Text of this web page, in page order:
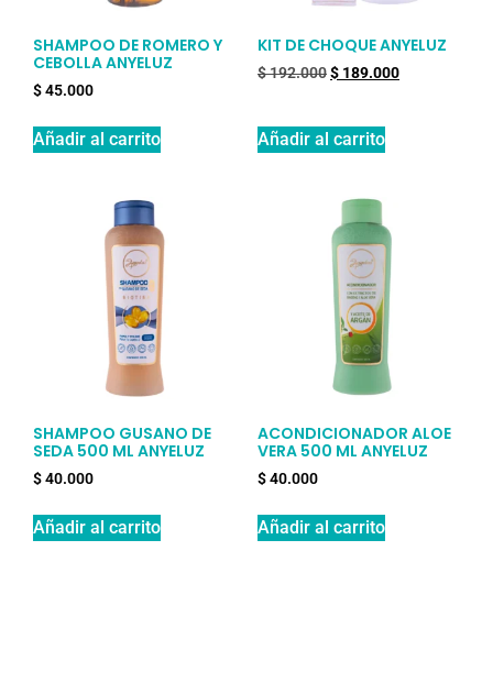
SHAMPOO DE ROMERO Y
CEBOLLA ANYELUZ
$45.000
Añadir al carrito
KIT DE CHOQUE ANYELUZ
$192.000$ 189.000
Añadir al carrito
SHAMPOO GUSANO DE
SEDA 500 ML ANYELUZ
$40.000
Añadir al carrito
ACONDICIONADOR ALOE
VERA 500 ML ANYELUZ
$40.000
Añadir al carrito